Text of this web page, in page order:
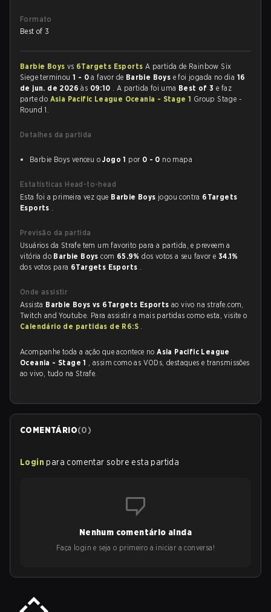
Formato
Best of 3
Barbie Boys vs 6Targets Esports A partida de Rainbow Six
Siege terminou1 - 0 a favor de Barbie Boys e foi jogada no dia 16
de jun. de 2026às 09:10 . A partida foi uma Best of 3e faz
parte do Asia Pacific League Oceania - Stage 1 Group Stage -
Round 1.
Detalhes da partida
Barbie Boys venceu oJogo 1 por 0 - 0 no mapa
Estatísticas Head-to-head
Esta foi a primeira vez que Barbie Boys jogou contra 6Targets
Esports .
Previsão da partida
Usuários da Strafe tem um favorito para a partida, e preveem a
vitória do Barbie Boyscom 65.9%dos votos a seu favor e 34.1%
dos votos para 6Targets Esports .
Onde assistir
Assista Barbie Boys vs 6Targets Esportsao vivo na strafe.com,
Twitch and Youtube. Para assistir a mais partidas como esta, visite o
Calendário de partidas de R6:S .
Acompanhe toda a ação que acontece noAsia Pacific League
Oceania - Stage 1 , assim como as VODs, destaques e transmissões
ao vivo, tudo na Strafe.
COMENTÁRIO(0)
Login para comentar sobre esta partida
Nenhum comentário ainda
Faça login e seja o primeiro a iniciar a conversa!